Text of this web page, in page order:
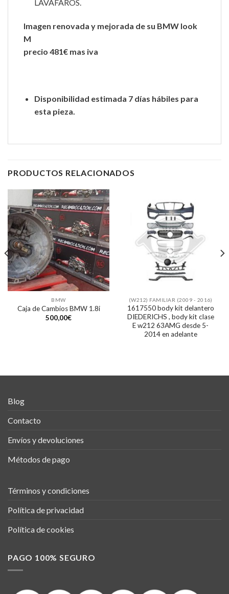
LAVAFAROS.
Imagen renovada y mejorada de su BMW look
M
precio 481€ mas iva
Disponibilidad estimada 7 días hábiles para
esta pieza.
PRODUCTOS RELACIONADOS
BMW
Caja de Cambios BMW 1.8i
500,00€
(W212) FAMILIAR (2009 - 2016)
1617550 body kit delantero
DIEDERICHS , body kit clase
E w212 63AMG desde 5-
2014 en adelante
Blog
Contacto
Envíos y devoluciones
Métodos de pago
Términos y condiciones
Política de privacidad
Política de cookies
PAGO 100% SEGURO